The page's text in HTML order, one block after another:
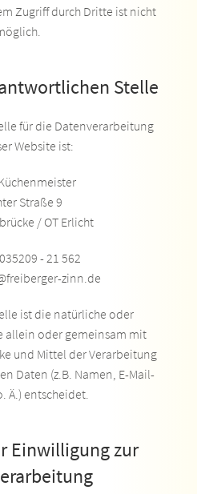
Zugriff durch Dritte ist nicht
Stelle
für die Datenverarbeitung
Website ist:
Straße 9
/ OT Erlicht
- 21 562
zinn.de
ist die natürliche oder
allein oder gemeinsam mit
und Mittel der Verarbeitung
Daten (z.B. Namen, E-Mail-
Ä.) entscheidet.
Einwilligung zur